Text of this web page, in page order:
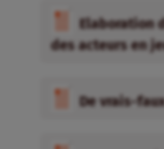
Elaboration
des acteurs en
De vrais-